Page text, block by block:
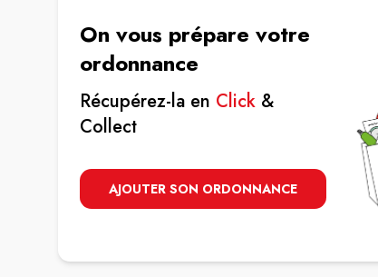
On vous prépare votre
ordonnance
Récupérez-la en Click &
Collect
AJOUTER SON ORDONNANCE